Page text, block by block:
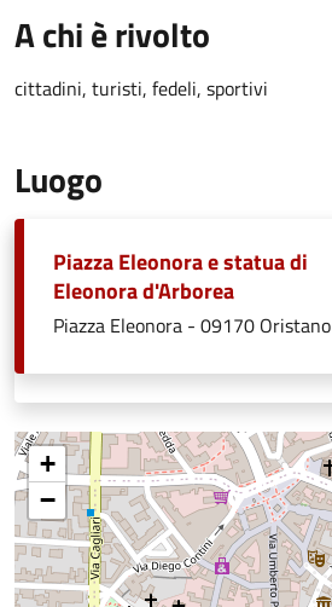
A chi è rivolto
cittadini, turisti, fedeli, sportivi
Luogo
Piazza Eleonora e statua di
Eleonora d'Arborea
Piazza Eleonora - 09170 Oristano
+
−